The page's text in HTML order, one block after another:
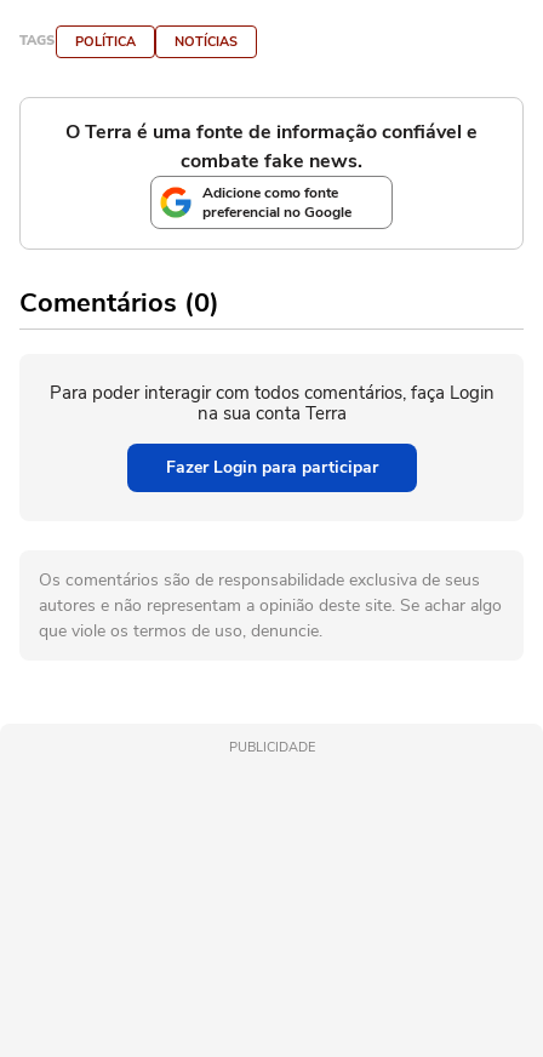
TAGS POLÍTICA NOTÍCIAS
O Terra é uma fonte de informação confiável e
combate fake news.
Adicione como fonte
preferencial no Google
Comentários (0)
Para poder interagir com todos comentários, faça Login
na sua conta Terra
Fazer Login para participar
Os comentários são de responsabilidade exclusiva de seus
autores e não representam a opinião deste site. Se achar algo
que viole os termos de uso, denuncie.
PUBLICIDADE